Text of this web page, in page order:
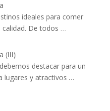
ideales para comer
calidad. De todos …
(III)
destacar para un
lugares y atractivos …